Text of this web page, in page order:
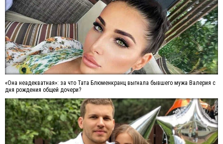
«Она неадекватная»: за что Тата Блюменкранц выгнала бывшего мужа Валерия с
дня рождения общей дочери?